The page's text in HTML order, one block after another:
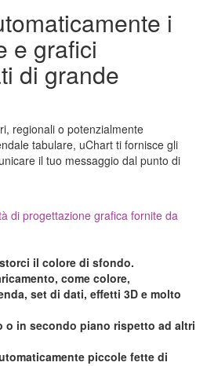
i
e grafici
di grande
regionali o potenzialmente
tabulare, uChart ti fornisce gli
il tuo messaggio dal punto di
di progettazione grafica fornite da
il colore di sfondo.
come colore,
set di dati, effetti 3D e molto
o in secondo piano rispetto ad altri
piccole fette di